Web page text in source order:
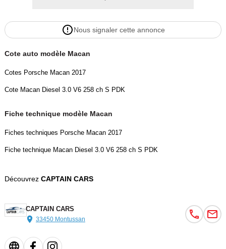
Ordinateur de bord
Parechoc avant avec entrées d'air intégrées
Poignées de porte peintes dans la couleur de la carrosserie
Régulateur de vitesse
manuellement dans 6 directions
Touche SPORT
Troisième feu stop (DEL), intégré au becquet arrière
Garantie mécanique
12 mois
Nous signaler cette annonce
Cote auto modèle Macan
Cotes Porsche Macan 2017
Cote Macan Diesel 3.0 V6 258 ch S PDK
Fiche technique modèle Macan
Fiches techniques Porsche Macan 2017
Fiche technique Macan Diesel 3.0 V6 258 ch S PDK
Découvrez CAPTAIN CARS
CAPTAIN CARS
33450 Montussan